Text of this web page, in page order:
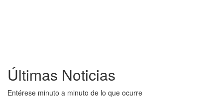
Últimas Noticias
Entérese minuto a minuto de lo que ocurre